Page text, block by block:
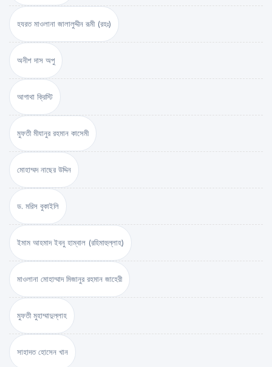
হযরত মাওলানা জালালুদ্দীন রূমী (রহঃ)
অনীশ দাস অপু
আগাথা ক্রিস্টি
মুফতী মীযানুর রহমান কাসেমী
মোহাম্মদ নাছের উদ্দিন
ড. মরিস বুকাইলি
ইমাম আহমাদ ইবনু হাম্বাল (রহিমাহুল্লাহ)
মাওলানা মোহাম্মাদ মিজানুর রহমান জাহেরী
মুফতী মুহাম্মাদুল্লাহ
সাহাদত হোসেন খান